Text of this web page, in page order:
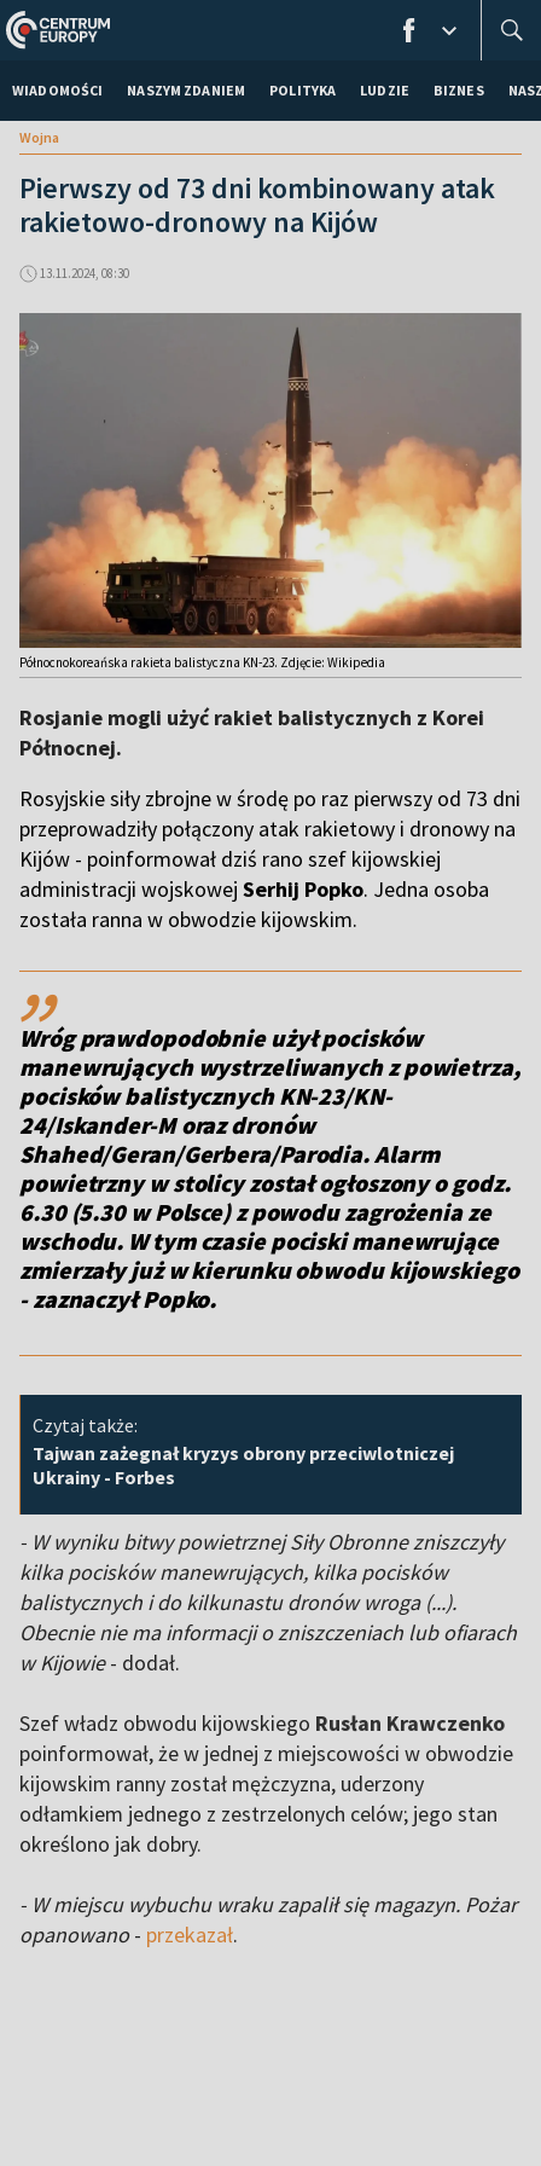
WIADOMOŚCI NASZYM ZDANIEM POLITYKA LUDZIE BIZNES
Wojna
Pierwszy od 73 dni kombinowany atak
rakietowo-dronowy na Kijów
13.11.2024, 08:30
Północnokoreańska rakieta balistyczna KN-23. Zdjęcie: Wikipedia
Rosjanie mogli użyć rakiet balistycznych z Korei
Północnej.
Rosyjskie siły zbrojne w środę po raz pierwszy od 73 dni
przeprowadziły połączony atak rakietowy i dronowy na
Kijów - poinformował dziś rano szef kijowskiej
administracji wojskowej Serhij Popko. Jedna osoba
została ranna w obwodzie kijowskim.
,,
Wróg prawdopodobnie użył pocisków
manewrujących wystrzeliwanych z powietrza,
pocisków balistycznych KN-23/KN-
24/Iskander-M oraz dronów
Shahed/Geran/Gerbera/Parodia. Alarm
powietrzny w stolicy został ogłoszony o godz.
6.30 (5.30 w Polsce) z powodu zagrożenia ze
wschodu. W tym czasie pociski manewrujące
zmierzały już w kierunku obwodu kijowskiego
- zaznaczył Popko.
Czytaj także:
Tajwan zażegnał kryzys obrony przeciwlotniczej
Ukrainy - Forbes
- W wyniku bitwy powietrznej Siły Obronne zniszczyły
kilka pocisków manewrujących, kilka pocisków
balistycznych i do kilkunastu dronów wroga (...).
Obecnie nie ma informacji o zniszczeniach lub ofiarach
w Kijowie- dodał.
Szef władz obwodu kijowskiego Rusłan Krawczenko
poinformował, że w jednej z miejscowości w obwodzie
kijowskim ranny został mężczyzna, uderzony
odłamkiem jednego z zestrzelonych celów; jego stan
określono jak dobry.
- W miejscu wybuchu wraku zapalił się magazyn. Pożar
opanowano- przekazał.